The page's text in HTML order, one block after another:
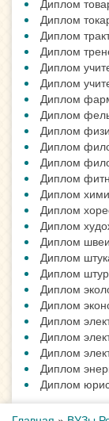
Диплом
Диплом
Диплом
Диплом
Диплом
Диплом
Диплом
Диплом
Диплом
Диплом
Диплом
Диплом
Диплом
Диплом
Диплом
Диплом швеи
Диплом
Диплом
Диплом
Диплом
Диплом
Диплом
Диплом
Диплом
Диплом